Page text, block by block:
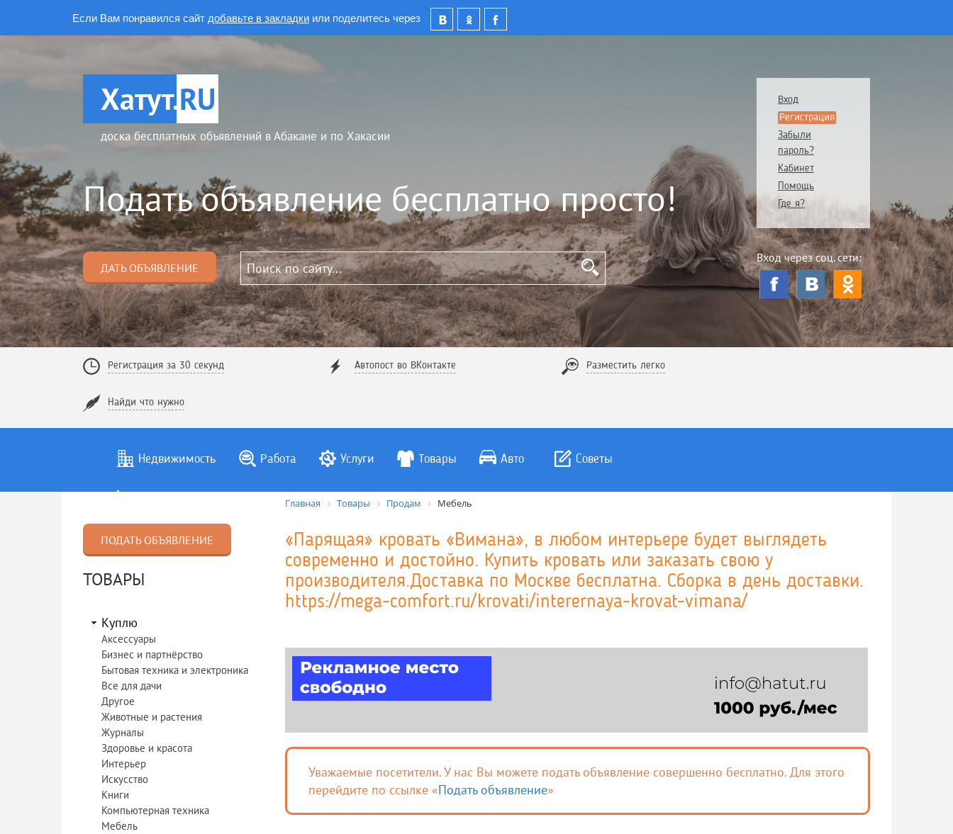
Если Вам понравился сайт добавьте в закладки или поделитесь через
Хатут.RU
доска бесплатных объявлений в Абакане и по Хакасии
Подать объявление бесплатно просто!
ДАТЬ ОБЪЯВЛЕНИЕ
Вход
Регистрация
Забыли
пароль?
Кабинет
Помощь
Где я?
Вход через соц. сети:
Регистрация за 30 секунд Автопост во ВКонтакте Разместить легко
Найди что нужно
Недвижимость Работа Услуги Товары Авто Советы
ПОДАТЬ ОБЪЯВЛЕНИЕ
ТОВАРЫ
Куплю
Аксессуары
Бизнес и партнёрство
Бытовая техника и электроника
Все для дачи
Другое
Животные и растения
Журналы
Здоровье и красота
Интерьер
Искусство
Книги
Компьютерная техника
Мебель
Главная Товары Продам Мебель
«Парящая» кровать «Вимана», в любом интерьере будет выглядеть
современно и достойно. Купить кровать или заказать свою у
производителя.Доставка по Москве бесплатна. Сборка в день доставки.
https://mega-comfort.ru/krovati/interernaya-krovat-vimana/
Уважаемые посетители. У нас Вы можете подать объявление совершенно бесплатно. Для этого
перейдите по ссылке «Подать объявление»